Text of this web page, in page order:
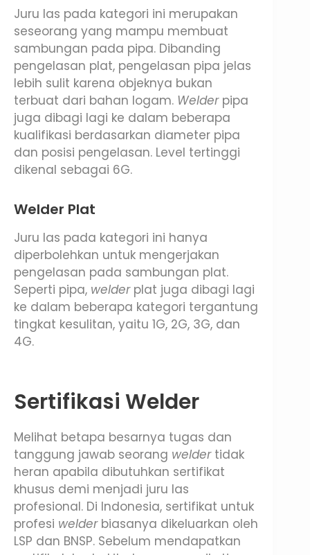
Juru las pada kategori ini merupakan
seseorang yang mampu membuat
sambungan pada pipa. Dibanding
pengelasan plat, pengelasan pipa jelas
lebih sulit karena objeknya bukan
terbuat dari bahan logam. Welderpipa
juga dibagi lagi ke dalam beberapa
kualifikasi berdasarkan diameter pipa
dan posisi pengelasan. Level tertinggi
dikenal sebagai 6G.
Welder Plat
Juru las pada kategori ini hanya
diperbolehkan untuk mengerjakan
pengelasan pada sambungan plat.
Seperti pipa, welderplat juga dibagi lagi
ke dalam beberapa kategori tergantung
tingkat kesulitan, yaitu 1G, 2G, 3G, dan
4G.
Sertifikasi Welder
Melihat betapa besarnya tugas dan
tanggung jawab seorang weldertidak
heran apabila dibutuhkan sertifikat
khusus demi menjadi juru las
profesional. Di Indonesia, sertifikat untuk
profesi welderbiasanya dikeluarkan oleh
LSP dan BNSP. Sebelum mendapatkan